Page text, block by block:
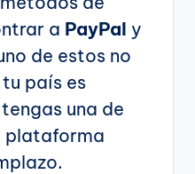
a PayPal y
de estos no
país es
una de
plataforma